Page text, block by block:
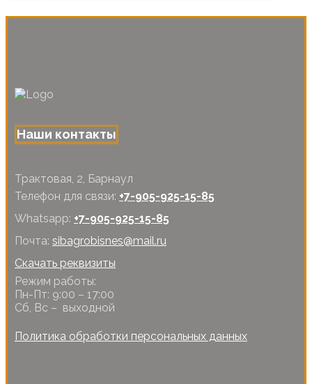
Наши контакты
Трактовая, 2, Барнаул
Телефон для связи: +7-905-925-15-85
Whatsapp: +7-905-925-15-85
Почта: sibagrobisnes@mail.ru
Скачать реквизиты
Режим работы:
Пн-Пт: 9:00 – 17:00
Сб, Вс – выходной
Политика обработки персональных данных